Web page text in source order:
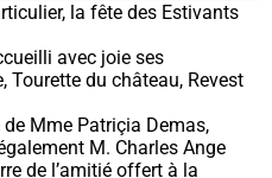
la fête des Estivants
avec joie ses
Tourette du château, Revest
Mme Patriçia Demas,
M. Charles Ange
de l’amitié offert à la